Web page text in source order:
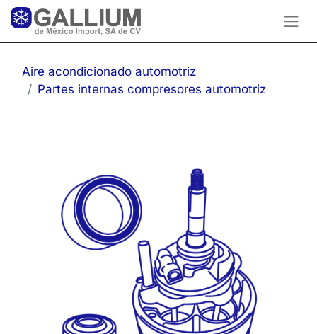
Aire acondicionado automotriz
Partes internas compresores automotriz